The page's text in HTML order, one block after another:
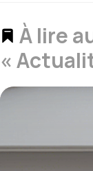
À lire
«